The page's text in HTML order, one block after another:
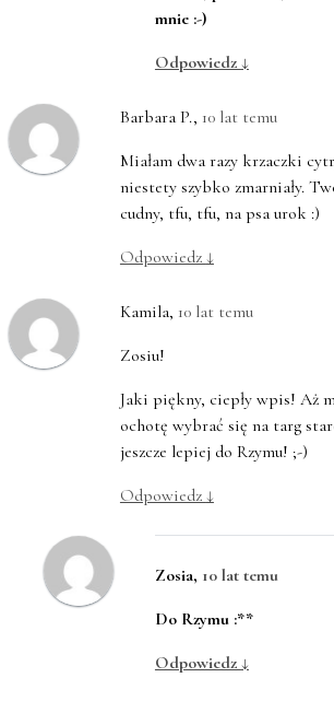
mnie :-)
Odpowiedz ↓
Barbara P., 10 lat temu
Miałam dwa razy krzaczki
niestety szybko zmarniały.
cudny, tfu, tfu, na psa urok :)
Odpowiedz ↓
Kamila, 10 lat temu
Zosiu!
Jaki piękny, ciepły wpis! Aż
ochotę wybrać się na targ
jeszcze lepiej do Rzymu! ;-)
Odpowiedz ↓
Zosia, 10 lat temu
Do Rzymu :**
Odpowiedz ↓